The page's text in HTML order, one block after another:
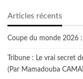
Articles récents
Coupe du monde 2026 :
Tribune : Le vrai secret
(Par Mamadouba